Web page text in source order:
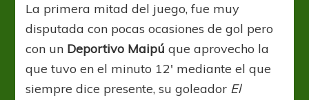
La primera mitad del juego, fue muy
disputada con pocas ocasiones de gol pero
con un Deportivo Maipúque aprovecho la
que tuvo en el minuto 12′ mediante el que
siempre dice presente, su goleador El